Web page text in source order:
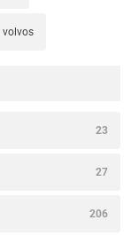
volvos
23
27
206